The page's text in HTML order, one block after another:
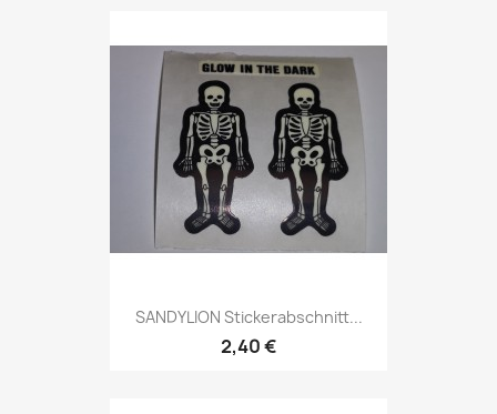
SANDYLION Stickerabschnitt...
2,40 €